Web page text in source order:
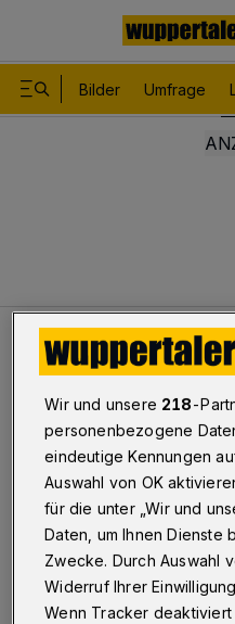
Bilder Umfrage
Lokales Auf der
Auf der
Wuppertal·Bei einem
Vohwinkel haben sich
zwei Personen verletzt.
Sachschaden in Höhe
Wir und unsere 218-
personenbezogene
eindeutige Kennungen
Auswahl von OK
für die unter „Wir und
Daten, um Ihnen Dienste
Zwecke. Durch Auswahl
Widerruf Ihrer
Wenn Tracker